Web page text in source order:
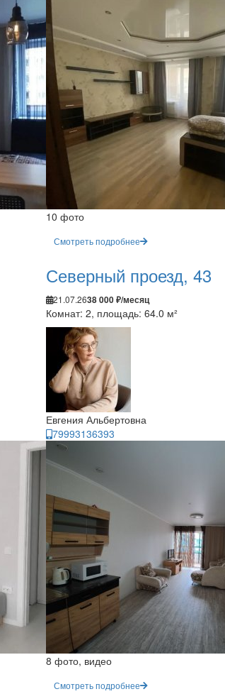
10 фото
Смотреть подробнее
Северный проезд, 43
21.07.2638 000 ₽/месяц
Комнат: 2, площадь: 64.0 м²
Евгения Альбертовна
79993136393
8 фото, видео
Смотреть подробнее